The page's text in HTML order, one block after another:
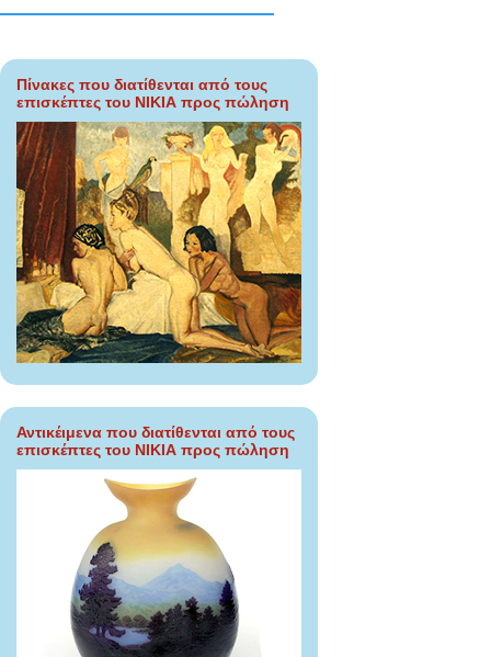
Πίνακες που διατίθενται από τους
επισκέπτες του ΝΙΚΙΑ προς πώληση
Αντικέιμενα που διατίθενται από τους
επισκέπτες του ΝΙΚΙΑ προς πώληση